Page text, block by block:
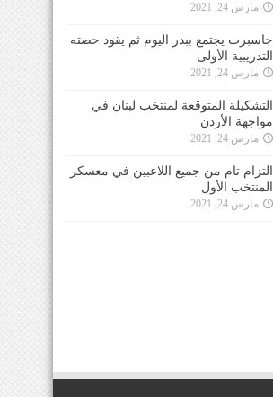
مارس 24, 2021
جاسبرت يجتمع ببدر اليوم ثم يقود حصته
التدريبية الأولى
مارس 24, 2021
التشكيلة المتوقعة لمنتخب لبنان في
مواجهة الأردن
مارس 24, 2021
التزام تام من جميع اللاعبين في معسكر
المنتخب الأول
مارس 24, 2021